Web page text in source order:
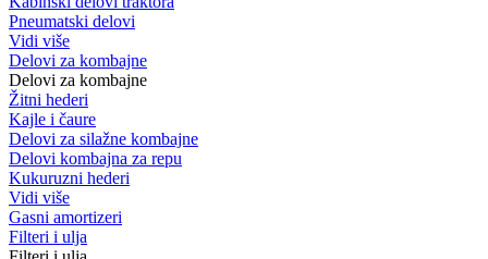
Pneumatski delovi
Vidi više
Delovi za kombajne
Delovi za kombajne
Žitni hederi
Kajle i čaure
Delovi za silažne kombajne
Delovi kombajna za repu
Kukuruzni hederi
Vidi više
Gasni amortizeri
Filteri i ulja